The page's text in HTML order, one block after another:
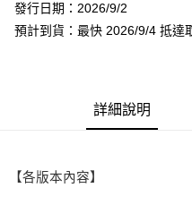
AFTEE先享後付
相關說明
１．簡單：不需註冊會員、不需綁
２．便利：只要手機號碼，簡訊認
【「AFTEE先享後付」結帳流程】
１．於結帳方式選擇「AFTEE先享
發行日期：2026/9/2
預計到貨：最快 2026/9/4 抵達
詳細說明
【各版本內容】